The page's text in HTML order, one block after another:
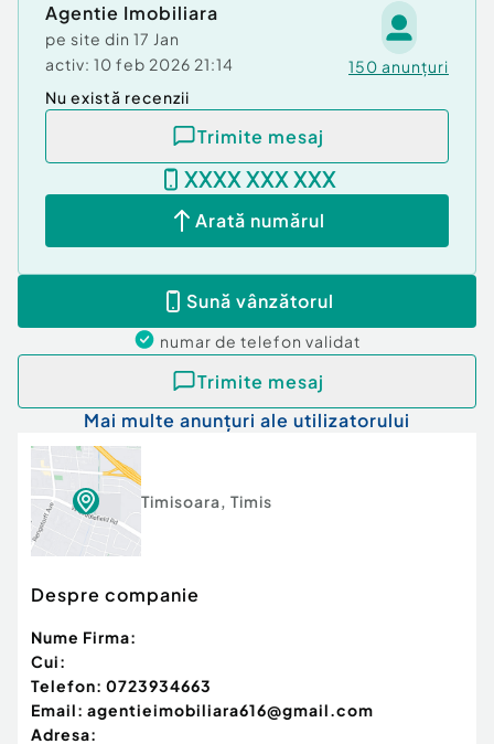
Agentie Imobiliara
pe site din 17 Jan
activ: 10 feb 2026 21:14 150 anunțuri
Nu există recenzii
Trimite mesaj
XXXX XXX XXX
Arată numărul
Sună vânzătorul
numar de telefon validat
Trimite mesaj
Mai multe anunțuri ale utilizatorului
Timisoara, Timis
Despre companie
Nume Firma:
Cui:
Telefon: 0723934663
Email: agentieimobiliara616@gmail.com
Adresa: